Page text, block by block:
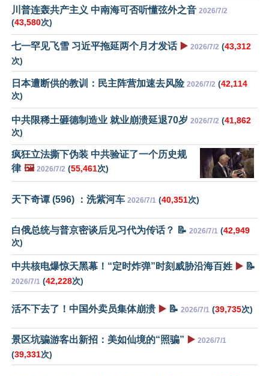
川普连轰共产主义 中南海可否听懂弦外之音 2026/7/2
(43,580次)
七一罕见飞雪 习近平拖延两个月才发话 ▶️ 2026/7/2 (43,312
次)
日本遭断供的教训：民主阵营加速去风险 2026/7/2 (42,114
次)
中共限稀土砸德制造业 就业崩溃延退70岁 2026/7/2 (41,862
次)
疯狂立法撕下伪装 中共验证了一个历史规
律 🖼️ 2026/7/2 (55,461次)
天下奇谭 (596) ：洗紫河车 2026/7/1 (40,351次)
白俄总统与普京密谈后见习代为传话？ 📝 2026/7/1 (42,949
次)
中共核电爆惊天黑幕！“定时炸弹”时刻威胁沿海百姓 ▶️ 📝
2026/7/1 (42,228次)
活不下去了！中国外卖员集体崩溃 ▶️ 📝 2026/7/1 (39,735次)
景区坑骗游客出新招：美如仙境的“照骗” ▶️ 2026/7/1
(39,331次)